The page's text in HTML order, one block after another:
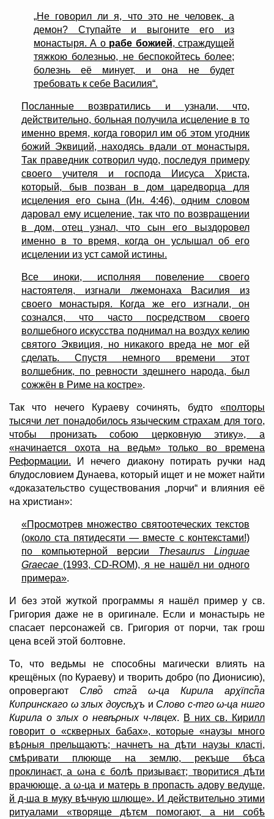
„Не говорил ли я, что это не человек, а
демон? Ступайте и выгоните его из
монастыря. А о рабе божией, страждущей
тяжкою болезнью, не беспокойтесь более;
болезнь её минует, и она не будет
требовать к себе Василия“.
Посланные возвратились и узнали, что,
действительно, больная получила исцеление в то
именно время, когда говорил им об этом угодник
божий Эквиций, находясь вдали от монастыря.
Так праведник сотворил чудо, последуя примеру
своего учителя и господа Иисуса Христа,
который, быв позван в дом царедворца для
исцеления его сына (Ин. 4:46), одним словом
даровал ему исцеление, так что по возвращении
в дом, отец узнал, что сын его выздоровел
именно в то время, когда он услышал об его
исцелении из уст самой истины.
Все иноки, исполняя повеление своего
настоятеля, изгнали лжемонаха Василия из
своего монастыря. Когда же его изгнали, он
сознался, что часто посредством своего
волшебного искусства поднимал на воздух келию
святого Эквиция, но никакого вреда не мог ей
сделать. Спустя немного времени этот
волшебник, по ревности здешнего народа, был
сожжён в Риме на костре».
Так что нечего Кураеву сочинять, будто «полторы
тысячи лет понадобилось языческим страхам для того,
чтобы пронизать собою церковную этику», а
«начинается охота на ведьм» только во времена
Реформации. И нечего диакону потирать ручки над
блудословием Дунаева, который ищет и не может найти
«доказательство существования „порчи“ и влияния её
на христиан»:
«Просмотрев множество святоотеческих текстов
(около ста пятидесяти — вместе с контекстами!)
по компьютерной версии Thesaurus Linguae
Graecae (1993, CD-ROM), я не нашёл ни одного
примера».
И без этой жуткой программы я нашёл пример у св.
Григория даже не в оригинале. Если и монастырь не
спасает персонажей св. Григория от порчи, так грош
цена всей этой болтовне.
То, что ведьмы не способны магически влиять на
крещёных (по Кураеву) и творить добро (по Дионисию),
опровергают Слво̃ стга̃ ω-ца Кирила арχїпсп̃а
Кυпρинскаго ω злыхдоусѣχъ и Слово с-тго ω-ца ншго
Кирила о злыхо невѣρныхч-лвцех. В них св. Кирилл
говорит о «скверных бабах», которые «наузы много
вѣρныя прельщаютъ; начнетъ на дѣти наузы кластi,
смѣривати плююще на землю, рекъше бѣса
проклинаєт, а ωна є болѣ призываєт; творитися дѣти
врачююще, а ω-ца и матерь в пропасть адову ведуще,
й д-ша в муку вѣчную шлюще». И действительно этими
ритуалами «творяще дѣтєм помогают, а ни собѣ